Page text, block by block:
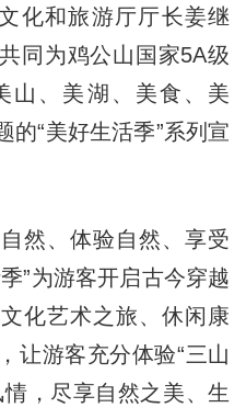
和旅游厅厅长姜继
同为鸡公山国家5A级
山、美湖、美食、美
的“美好生活季”系列宣
、体验自然、享受
”为游客开启古今穿越
化艺术之旅、休闲康
让游客充分体验“三山
，尽享自然之美、生